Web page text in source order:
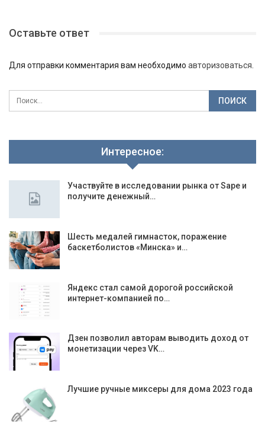
Оставьте ответ
Для отправки комментария вам необходимо авторизоваться.
Интересное:
Участвуйте в исследовании рынка от Sape и
получите денежный…
Шесть медалей гимнасток, поражение
баскетболистов «Минска» и…
Яндекс стал самой дорогой российской
интернет-компанией по…
Дзен позволил авторам выводить доход от
монетизации через VK…
Лучшие ручные миксеры для дома 2023 года